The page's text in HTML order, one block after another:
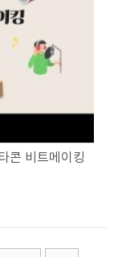
콘 비트메이킹